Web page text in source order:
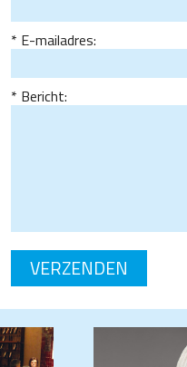
E-mailadres:
Bericht: